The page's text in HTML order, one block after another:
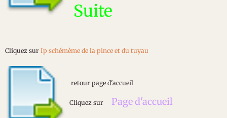
Suite
Cliquez sur Ip schémème de la pince et du tuyau
retour page d'accueil
Cliquez sur Page d'accueil